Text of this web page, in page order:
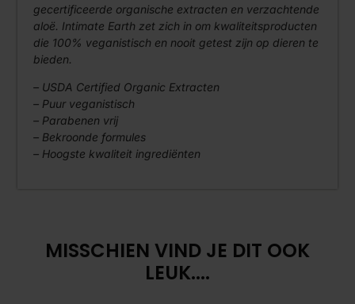
gecertificeerde organische extracten en verzachtende
aloë. Intimate Earth zet zich in om kwaliteitsproducten
die 100% veganistisch en nooit getest zijn op dieren te
bieden.
– USDA Certified Organic Extracten
– Puur veganistisch
– Parabenen vrij
– Bekroonde formules
– Hoogste kwaliteit ingrediënten
MISSCHIEN VIND JE DIT OOK
LEUK....